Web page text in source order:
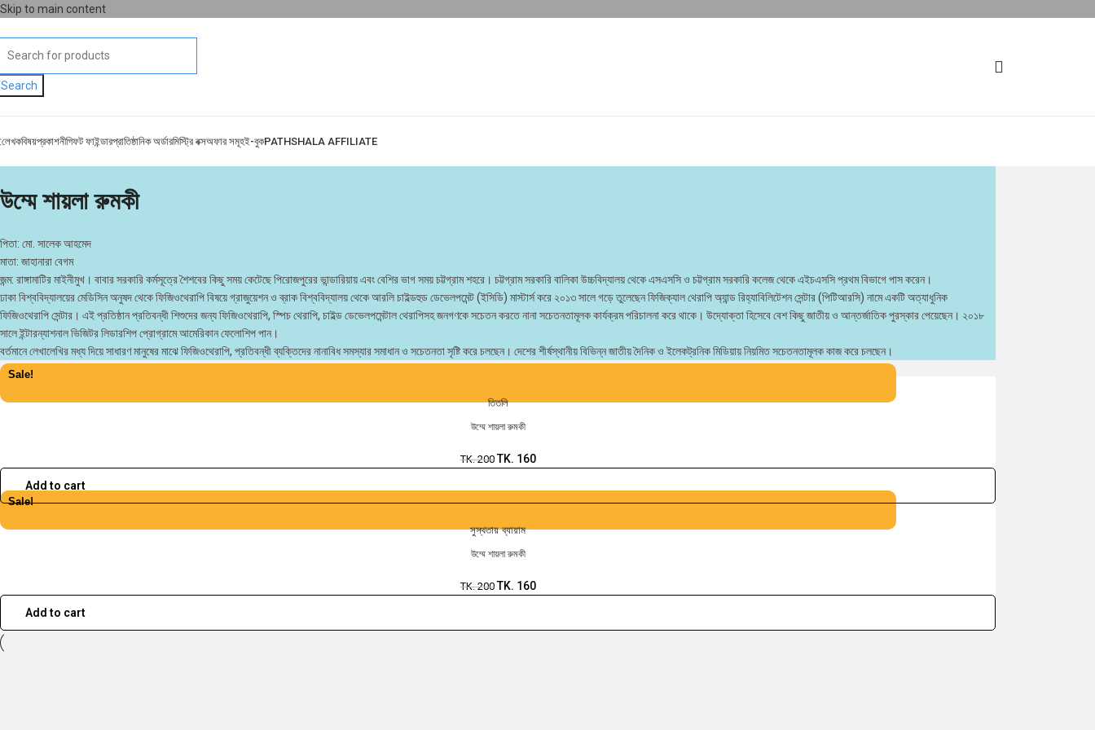
Skip to main content
Search
লেখকবিষয়প্রকাশনীগিফট ফাইন্ডারপ্রাতিষ্ঠানিক অর্ডারমিস্ট্রি বক্সঅফার সমূহই-বুকPATHSHALA AFFILIATE
উম্মে শায়লা রুমকী
পিতা: মো. সালেক আহমেদ
মাতা: জাহানারা বেগম
জন্ম: রাঙ্গামাটির মাইনীমুখ। বাবার সরকারি কর্মসূত্রে শৈশবের কিছু সময় কেটেছে পিরোজপুরের ভান্ডারিয়ায় এবং বেশির ভাগ সময় চট্টগ্রাম শহরে। চট্টগ্রাম সরকারি বালিকা উচ্চবিদ্যালয় থেকে এসএসসি ও চট্টগ্রাম সরকারি কলেজ থেকে এইচএসসি প্রথম বিভাগে পাস করেন।
ঢাকা বিশ্ববিদ্যালয়ের মেডিসিন অনুষদ থেকে ফিজিওথেরাপি বিষয়ে গ্রাজুয়েশন ও ব্রাক বিশ্ববিদ্যালয় থেকে আরলি চাইল্ডহুড ডেভেলপমেন্ট (ইসিডি) মাস্টার্স করে ২০১৩ সালে গড়ে তুলেছেন ফিজিক্যাল থেরাপি অ্যান্ড রিহ্যাবিলিটেশন সেন্টার (পিটিআরসি) নামে একটি অত্যাধুনিক
ফিজিওথেরাপি সেন্টার। এই প্রতিষ্ঠান প্রতিবন্ধী শিশুদের জন্য ফিজিওথেরাপি, স্পিচ থেরাপি, চাইল্ড ডেভেলপমেন্টাল থেরাপিসহ জনগণকে সচেতন করতে নানা সচেতনতামূলক কার্যক্রম পরিচালনা করে থাকে। উদ্যোক্তা হিসেবে বেশ কিছু জাতীয় ও আন্তর্জাতিক পুরস্কার পেয়েছেন। ২০১৮
সালে ইন্টারন্যাশনাল ভিজিটর লিডারশিপ প্রোগ্রামে আমেরিকান ফেলোশিপ পান।
বর্তমানে লেখালেখির মধ্য দিয়ে সাধারণ মানুষের মাঝে ফিজিওথেরাপি, প্রতিবন্ধী ব্যক্তিদের নানাবিধ সমস্যার সমাধান ও সচেতনতা সৃষ্টি করে চলছেন। দেশের শীর্ষস্থানীয় বিভিন্ন জাতীয় দৈনিক ও ইলেকট্রনিক মিডিয়ায় নিয়মিত সচেতনতামূলক কাজ করে চলছেন।
Sale!
তিতলি
উম্মে শায়লা রুমকী
TK.200 TK. 160
Add to cart
Sale!
সুস্থতায় ব্যায়াম
উম্মে শায়লা রুমকী
TK.200 TK. 160
Add to cart